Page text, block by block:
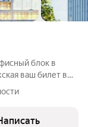
блок в
в
представляет
превосходной